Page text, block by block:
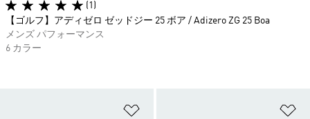
(1)
【ゴルフ】アディゼロ ゼッドジー 25 ボア / Adizero ZG 25 Boa
メンズ パフォーマンス
6 カラー